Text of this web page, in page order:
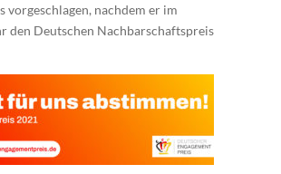
vorgeschlagen, nachdem er im
den Deutschen Nachbarschaftspreis